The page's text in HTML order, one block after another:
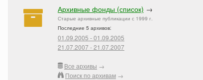
Архивные фонды (список) →
Старые архивные публикации с 1999 г.
Последние 5 архивов:
01.09.2005 - 01.09.2005
21.07.2007 - 21.07.2007
Все архивы →
Поиск по архивам →